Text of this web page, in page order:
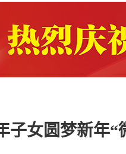
子女圆梦新年“